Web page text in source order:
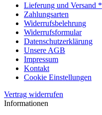
Lieferung und Versand *
Zahlungsarten
Widerrufsbelehrung
Widerrufsformular
Datenschutzerklärung
Unsere AGB
Impressum
Kontakt
Cookie Einstellungen
Vertrag widerrufen
Informationen